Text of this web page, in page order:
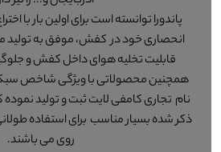
پاندورا توانسته است برای اولین بار با
انحصاری خود در کفش، موفق به تولید
قابلیت تخلیه هوای داخل کفش و
همچنین محصولاتی با ویژگی شاخص سبکی
نام تجاری کامفی لایت ثبت و تولید نموده
ذکر شده بسیار مناسب برای استفاده
روی می باشند.